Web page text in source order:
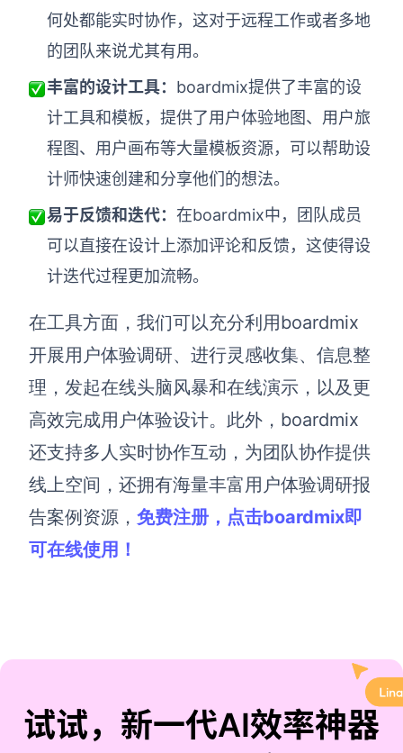
何处都能实时协作，这对于远程工作或者多地
的团队来说尤其有用。
丰富的设计工具： boardmix提供了丰富的设
计工具和模板，提供了用户体验地图、用户旅
程图、用户画布等大量模板资源，可以帮助设
计师快速创建和分享他们的想法。
易于反馈和迭代： 在boardmix中，团队成员
可以直接在设计上添加评论和反馈，这使得设
计迭代过程更加流畅。
在工具方面，我们可以充分利用boardmix
开展用户体验调研、进行灵感收集、信息整
理，发起在线头脑风暴和在线演示，以及更
高效完成用户体验设计。此外，boardmix
还支持多人实时协作互动，为团队协作提供
线上空间，还拥有海量丰富用户体验调研报
告案例资源， 免费注册，点击boardmix即
可在线使用！
试试，新一代AI效率神器